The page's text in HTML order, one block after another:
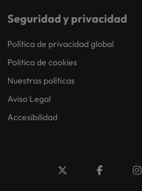
Seguridad y privacidad
Política de privacidad global
Politica de cookies
Nuestras políticas
Aviso Legal
Accesibilidad